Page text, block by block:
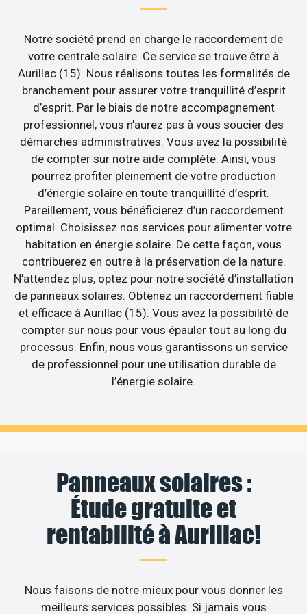
Notre société prend en charge le raccordement de
votre centrale solaire. Ce service se trouve être à
Aurillac (15). Nous réalisons toutes les formalités de
branchement pour assurer votre tranquillité d’esprit
d’esprit. Par le biais de notre accompagnement
professionnel, vous n’aurez pas à vous soucier des
démarches administratives. Vous avez la possibilité
de compter sur notre aide complète. Ainsi, vous
pourrez profiter pleinement de votre production
d’énergie solaire en toute tranquillité d’esprit.
Pareillement, vous bénéficierez d’un raccordement
optimal. Choisissez nos services pour alimenter votre
habitation en énergie solaire. De cette façon, vous
contribuerez en outre à la préservation de la nature.
N’attendez plus, optez pour notre société d’installation
de panneaux solaires. Obtenez un raccordement fiable
et efficace à Aurillac (15). Vous avez la possibilité de
compter sur nous pour vous épauler tout au long du
processus. Enfin, nous vous garantissons un service
de professionnel pour une utilisation durable de
l’énergie solaire.
Panneaux solaires :
Étude gratuite et
rentabilité à Aurillac!
Nous faisons de notre mieux pour vous donner les
meilleurs services possibles. Si jamais vous